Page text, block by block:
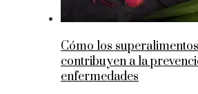
Cómo los superalimentos
contribuyen a la
enfermedades